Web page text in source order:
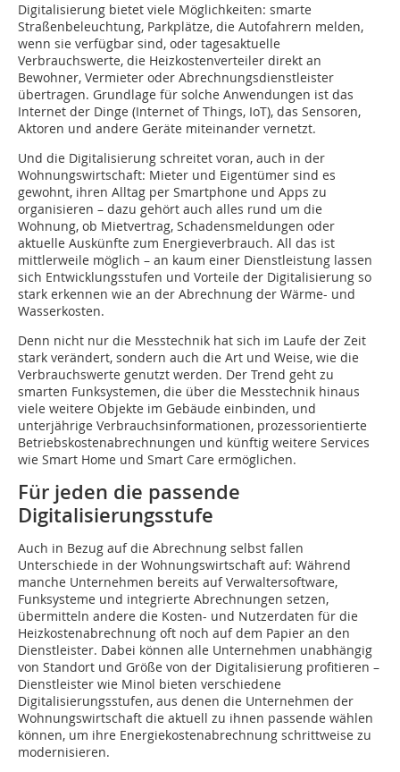
Digitalisierung bietet viele Möglichkeiten: smarte
Straßenbeleuchtung, Parkplätze, die Autofahrern melden,
wenn sie verfügbar sind, oder tagesaktuelle
Verbrauchswerte, die Heizkostenverteiler direkt an
Bewohner, Vermieter oder Abrechnungsdienstleister
übertragen. Grundlage für solche Anwendungen ist das
Internet der Dinge (Internet of Things, IoT), das Sensoren,
Aktoren und andere Geräte miteinander vernetzt.
Und die Digitalisierung schreitet voran, auch in der
Wohnungswirtschaft: Mieter und Eigentümer sind es
gewohnt, ihren Alltag per Smartphone und Apps zu
organisieren – dazu gehört auch alles rund um die
Wohnung, ob Mietvertrag, Schadensmeldungen oder
aktuelle Auskünfte zum Energieverbrauch. All das ist
mittlerweile möglich – an kaum einer Dienstleistung lassen
sich Entwicklungsstufen und Vorteile der Digitalisierung so
stark erkennen wie an der Abrechnung der Wärme- und
Wasserkosten.
Denn nicht nur die Messtechnik hat sich im Laufe der Zeit
stark verändert, sondern auch die Art und Weise, wie die
Verbrauchswerte genutzt werden. Der Trend geht zu
smarten Funksystemen, die über die Messtechnik hinaus
viele weitere Objekte im Gebäude einbinden, und
unterjährige Verbrauchsinformationen, prozessorientierte
Betriebskostenabrechnungen und künftig weitere Services
wie Smart Home und Smart Care ermöglichen.
Für jeden die passende
Digitalisierungsstufe
Auch in Bezug auf die Abrechnung selbst fallen
Unterschiede in der Wohnungswirtschaft auf: Während
manche Unternehmen bereits auf Verwaltersoftware,
Funksysteme und integrierte Abrechnungen setzen,
übermitteln andere die Kosten- und Nutzerdaten für die
Heizkostenabrechnung oft noch auf dem Papier an den
Dienstleister. Dabei können alle Unternehmen unabhängig
von Standort und Größe von der Digitalisierung profitieren –
Dienstleister wie Minol bieten verschiedene
Digitalisierungsstufen, aus denen die Unternehmen der
Wohnungswirtschaft die aktuell zu ihnen passende wählen
können, um ihre Energiekostenabrechnung schrittweise zu
modernisieren.